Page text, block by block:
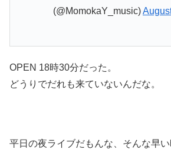
(@MomokaY_music)
OPEN 18時30分だった。
どうりでだれも来ていないんだな。
平日の夜ライブだもんな、そんな早